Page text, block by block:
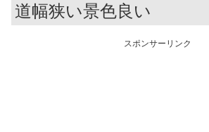
道幅狭い景色良い
スポンサーリンク